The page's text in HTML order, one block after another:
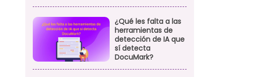
¿Qué les falta a las
herramientas de
detección de IA que
sí detecta
DocuMark?